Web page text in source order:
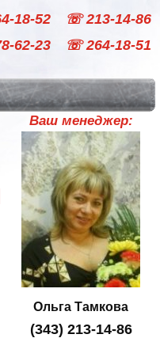
18-52
☏ 213-14-86
62-23
☏ 264-18-51
Ваш менеджер:
Ольга Тамкова
(343) 213-14-86